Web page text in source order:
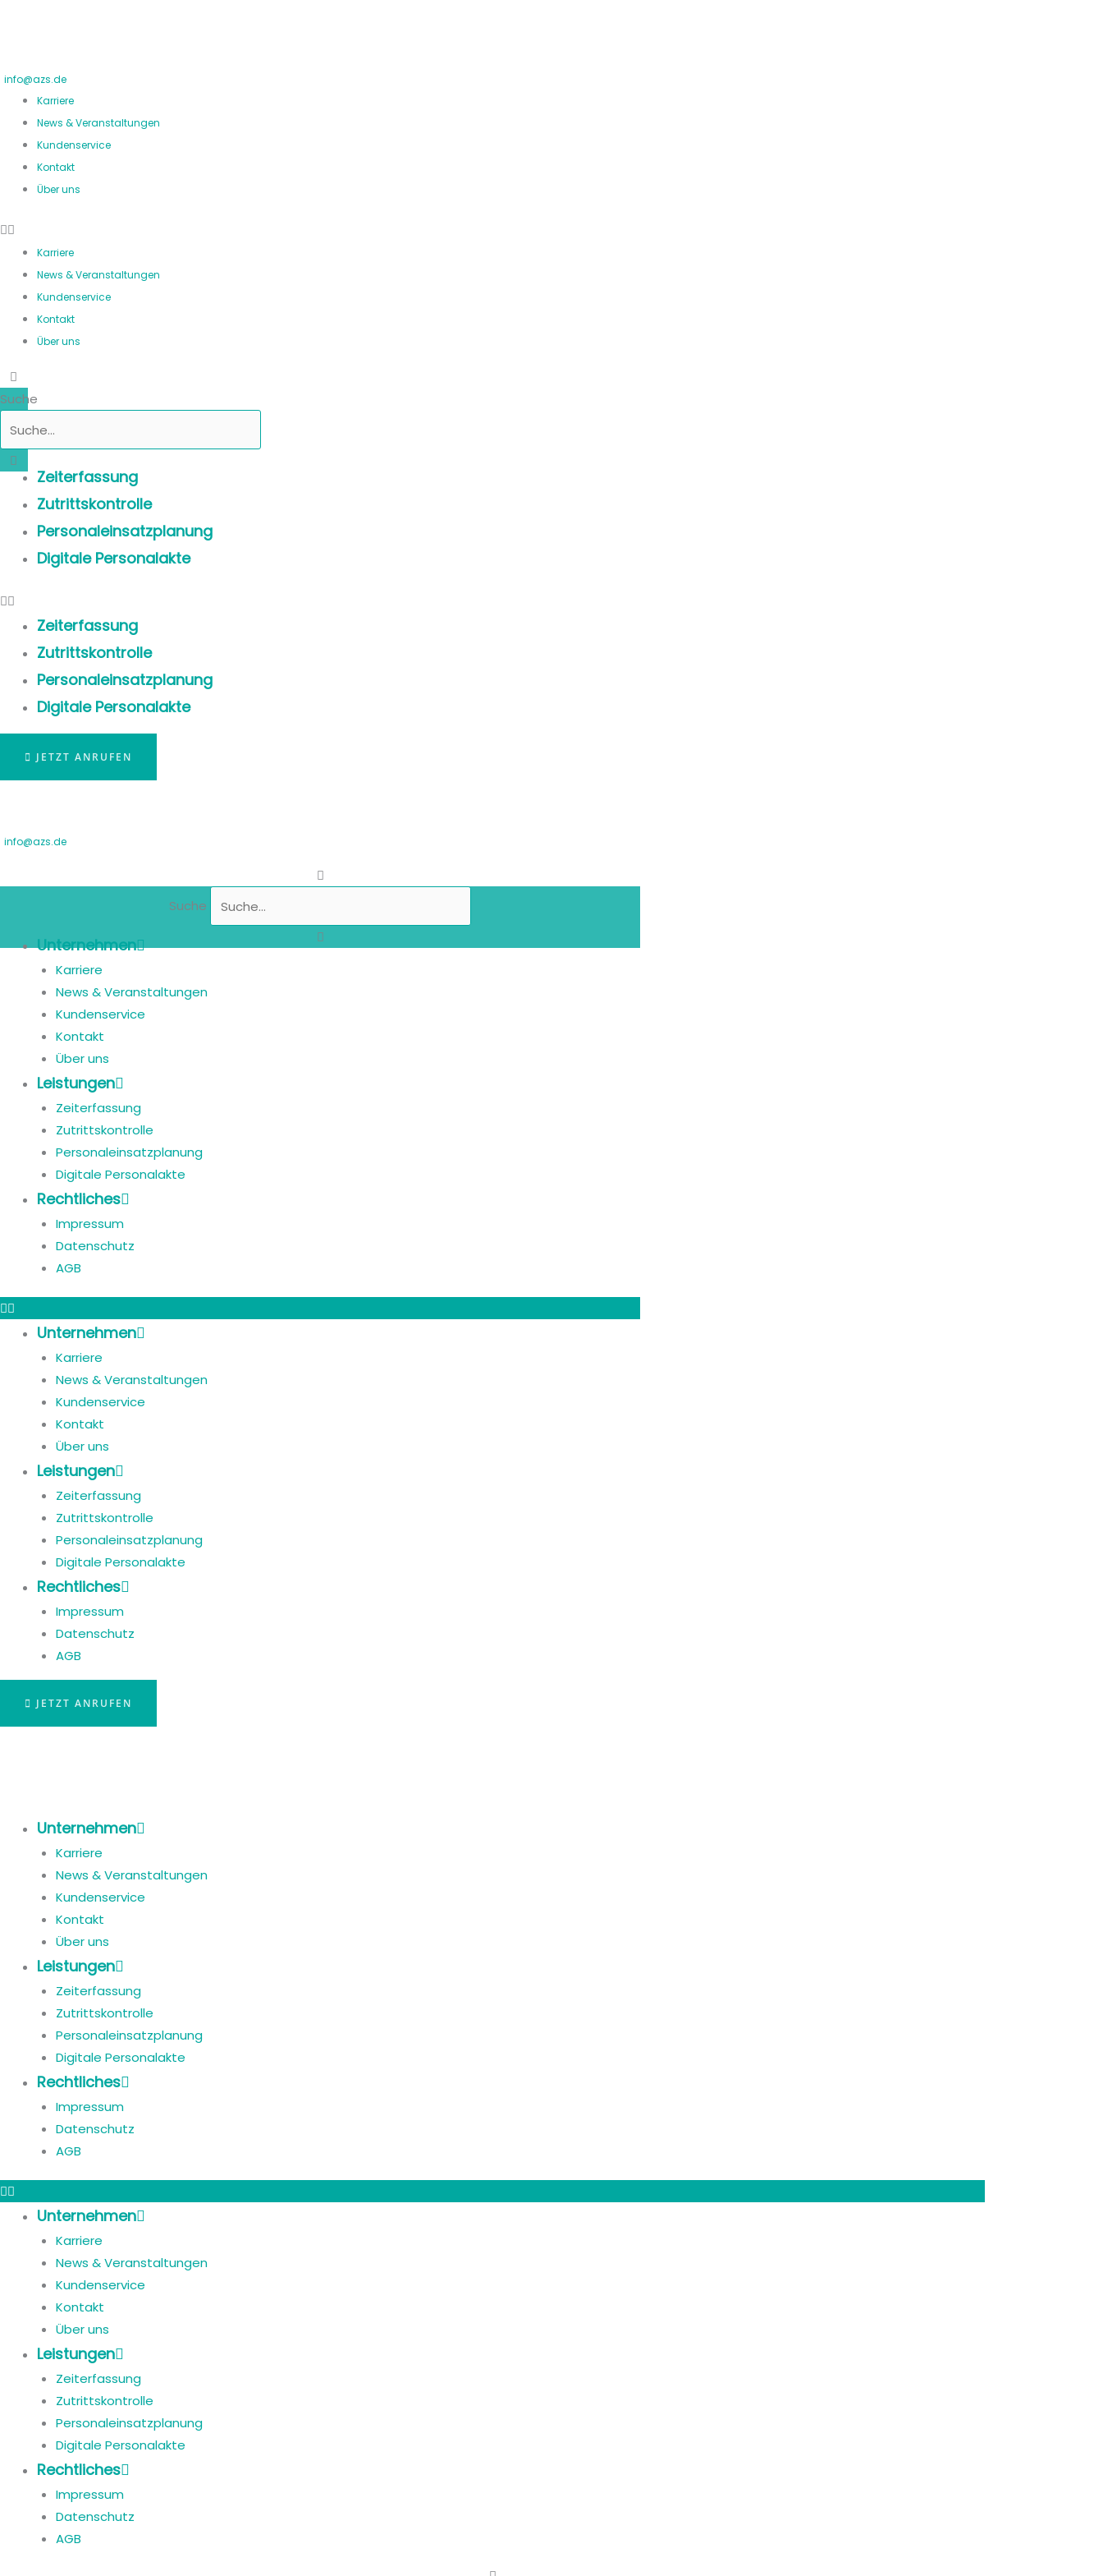
info@azs.de
Karriere
News & Veranstaltungen
Kundenservice
Kontakt
Über uns
Karriere
News & Veranstaltungen
Kundenservice
Kontakt
Über uns
Suche
Zeiterfassung
Zutrittskontrolle
Personaleinsatzplanung
Digitale Personalakte
Zeiterfassung
Zutrittskontrolle
Personaleinsatzplanung
Digitale Personalakte
JETZT ANRUFEN
info@azs.de
Suche
Unternehmen
Karriere
News & Veranstaltungen
Kundenservice
Kontakt
Über uns
Leistungen
Zeiterfassung
Zutrittskontrolle
Personaleinsatzplanung
Digitale Personalakte
Rechtliches
Impressum
Datenschutz
AGB
Unternehmen
Karriere
News & Veranstaltungen
Kundenservice
Kontakt
Über uns
Leistungen
Zeiterfassung
Zutrittskontrolle
Personaleinsatzplanung
Digitale Personalakte
Rechtliches
Impressum
Datenschutz
AGB
JETZT ANRUFEN
Unternehmen
Karriere
News & Veranstaltungen
Kundenservice
Kontakt
Über uns
Leistungen
Zeiterfassung
Zutrittskontrolle
Personaleinsatzplanung
Digitale Personalakte
Rechtliches
Impressum
Datenschutz
AGB
Unternehmen
Karriere
News & Veranstaltungen
Kundenservice
Kontakt
Über uns
Leistungen
Zeiterfassung
Zutrittskontrolle
Personaleinsatzplanung
Digitale Personalakte
Rechtliches
Impressum
Datenschutz
AGB